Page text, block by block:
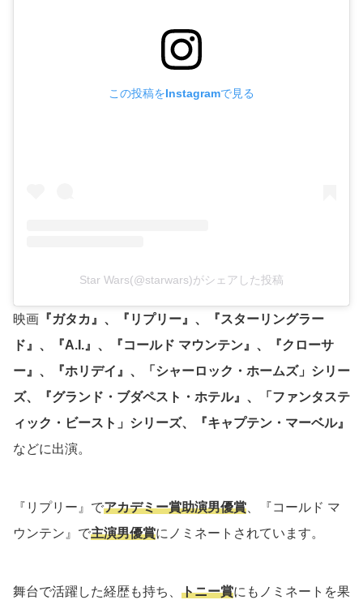
この投稿をInstagramで見る
Star Wars(@starwars)がシェアした投稿
映画 『ガタカ』、『リプリー』、『スターリングラー
ド』、『A.I.』、『コールド マウンテン』、『クローサ
ー』、『ホリデイ』、「シャーロック・ホームズ」シリー
ズ、『グランド・ブダペスト・ホテル』、「ファンタステ
ィック・ビースト」シリーズ、『キャプテン・マーベル』
などに出演。
『リプリー』でアカデミー賞助演男優賞 、『コールド マ
ウンテン』で主演男優賞にノミネートされています。
舞台で活躍した経歴も持ち、 トニー賞にもノミネートを果